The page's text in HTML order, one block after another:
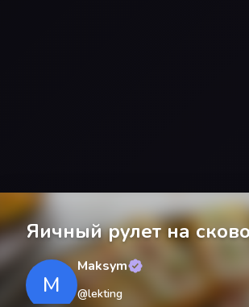
Яичный рулет на
M
Maksym
@lekting